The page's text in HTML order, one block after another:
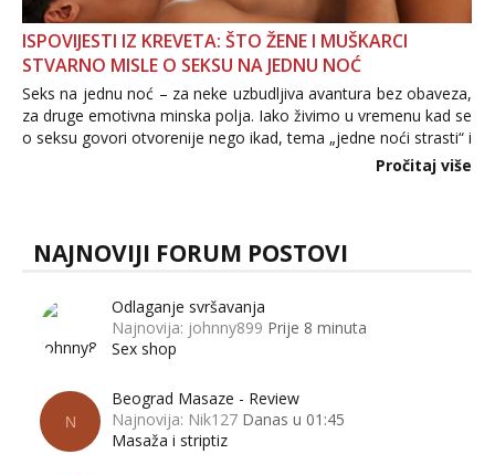
ISPOVIJESTI IZ KREVETA: ŠTO ŽENE I MUŠKARCI
STVARNO MISLE O SEKSU NA JEDNU NOĆ
Seks na jednu noć – za neke uzbudljiva avantura bez obaveza,
za druge emotivna minska polja. Iako živimo u vremenu kad se
o seksu govori otvorenije nego ikad, tema „jedne noći strasti“ i
dalje izaziva burne rasprave. Što zapravo misle žene, a što
Pročitaj više
NAJNOVIJI FORUM POSTOVI
Odlaganje svršavanja
Najnovija: johnny899 Prije 8 minuta
Sex shop
N
Beograd Masaze - Review
Najnovija: Nik127 Danas u 01:45
Masaža i striptiz